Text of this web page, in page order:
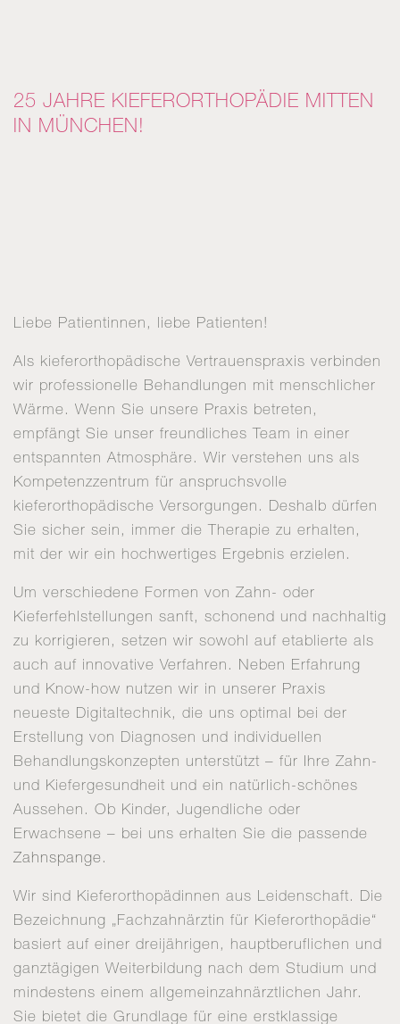
25 JAHRE KIEFERORTHOPÄDIE MITTEN
IN MÜNCHEN!
Liebe Patientinnen, liebe Patienten!
Als kieferorthopädische Vertrauenspraxis verbinden
wir professionelle Behandlungen mit menschlicher
Wärme. Wenn Sie unsere Praxis betreten,
empfängt Sie unser freundliches Team in einer
entspannten Atmosphäre. Wir verstehen uns als
Kompetenzzentrum für anspruchsvolle
kieferorthopädische Versorgungen. Deshalb dürfen
Sie sicher sein, immer die Therapie zu erhalten,
mit der wir ein hochwertiges Ergebnis erzielen.
Um verschiedene Formen von Zahn- oder
Kieferfehlstellungen sanft, schonend und nachhaltig
zu korrigieren, setzen wir sowohl auf etablierte als
auch auf innovative Verfahren. Neben Erfahrung
und Know-how nutzen wir in unserer Praxis
neueste Digitaltechnik, die uns optimal bei der
Erstellung von Diagnosen und individuellen
Behandlungskonzepten unterstützt – für Ihre Zahn-
und Kiefergesundheit und ein natürlich-schönes
Aussehen. Ob Kinder, Jugendliche oder
Erwachsene – bei uns erhalten Sie die passende
Zahnspange .
Wir sind Kieferorthopädinnen aus Leidenschaft. Die
Bezeichnung „Fachzahnärztin für Kieferorthopädie“
basiert auf einer dreijährigen, hauptberuflichen und
ganztägigen Weiterbildung nach dem Studium und
mindestens einem allgemeinzahnärztlichen Jahr.
Sie bietet die Grundlage für eine erstklassige